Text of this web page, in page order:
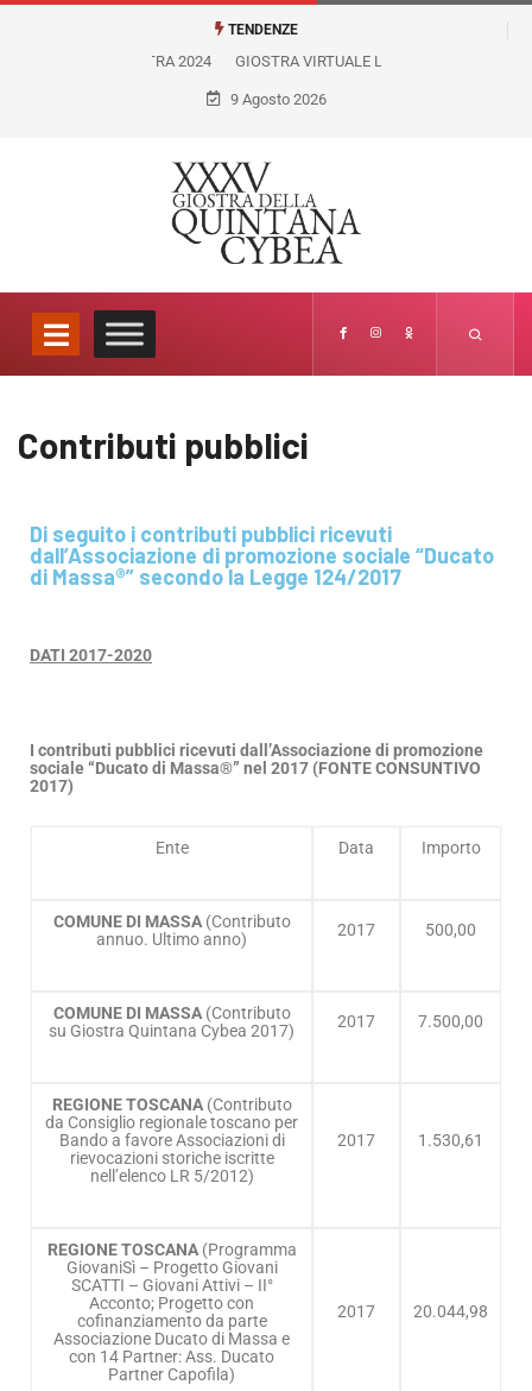
TENDENZE
GIOSTRA VIRTUALE LICEO ARTISTICO FELICE PALMA
9 Agosto 2026
Contributi pubblici
Di seguito i contributi pubblici ricevuti
dall’Associazione di promozione sociale “Ducato
di Massa®” secondo la Legge 124/2017
DATI 2017-2020
I contributi pubblici ricevuti dall’Associazione di promozione
sociale “Ducato di Massa®” nel 2017 (FONTE CONSUNTIVO
2017)
Ente Data Importo
COMUNE DI MASSA(Contributo
annuo. Ultimo anno)
2017 500,00
COMUNE DI MASSA(Contributo
su Giostra Quintana Cybea 2017)
2017 7.500,00
REGIONE TOSCANA(Contributo
da Consiglio regionale toscano per
Bando a favore Associazioni di
rievocazioni storiche iscritte
nell’elenco LR 5/2012)
2017 1.530,61
REGIONE TOSCANA(Programma
GiovaniSì – Progetto Giovani
SCATTI – Giovani Attivi – II°
Acconto; Progetto con
cofinanziamento da parte
Associazione Ducato di Massa e
con 14 Partner: Ass. Ducato
Partner Capofila)
2017 20.044,98